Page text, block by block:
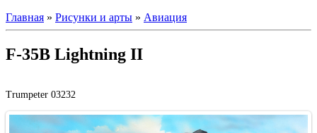
Главная » Рисунки и арты » Авиация
F-35B Lightning II
Trumpeter 03232